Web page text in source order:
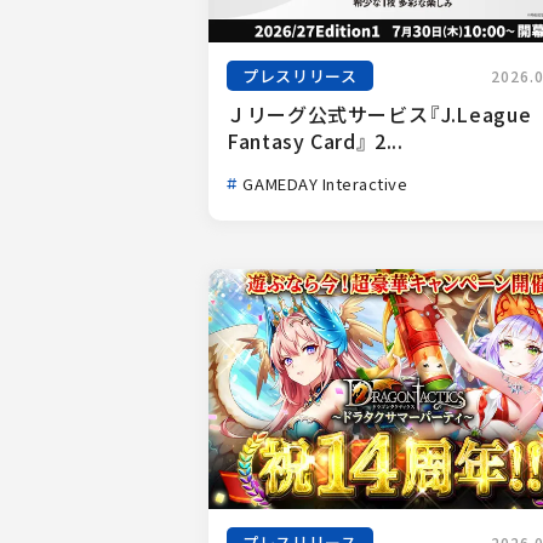
プレスリリース
Ｊリーグ公式サービス『J.League
Fantasy Card』 2...
GAMEDAY Interactive